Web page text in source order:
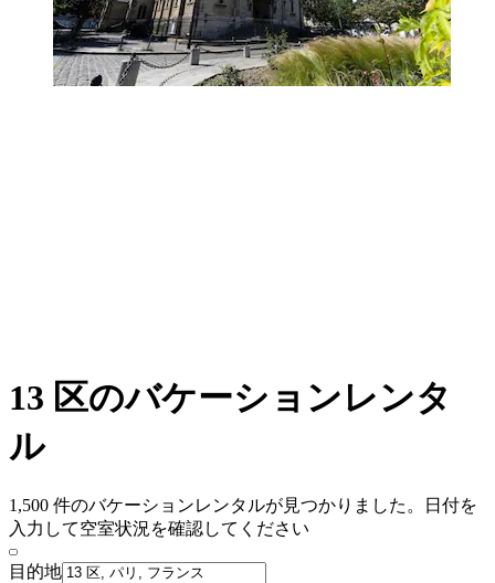
13 区のバケーションレンタ
ル
1,500 件のバケーションレンタルが見つかりました。日付を
入力して空室状況を確認してください
目的地